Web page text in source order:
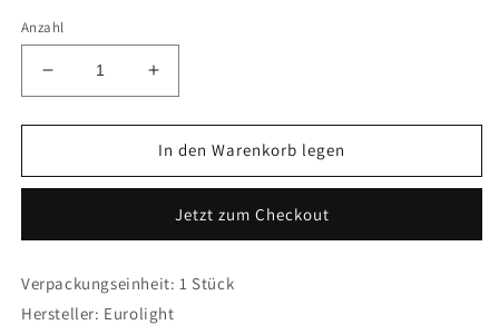
Anzahl
Verringere
die
Menge
Motorträger
13
Erhöhe
die
Menge
für
Motorträger
bis
13
In den Warenkorb legen
Jetzt zum Checkout
Verpackungseinheit: 1 Stück
Hersteller: Eurolight